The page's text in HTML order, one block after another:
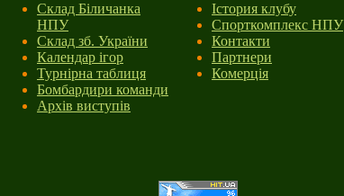
Склад Біличанка
НПУ
Склад зб. України
Календар ігор
Турнірна таблиця
Бомбардири команди
Архів виступів
Істория клубу
Спорткомплекс НПУ
Контакти
Партнери
Комерція